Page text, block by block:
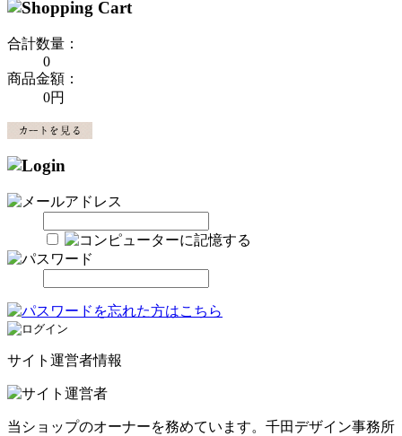
合計数量：
0
商品金額：
0円
サイト運営者情報
当ショップのオーナーを務めています。千田デザイン事務所